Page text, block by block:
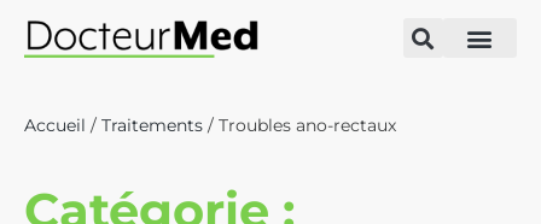
Accueil / Traitements / Troubles ano-rectaux
Catégorie :